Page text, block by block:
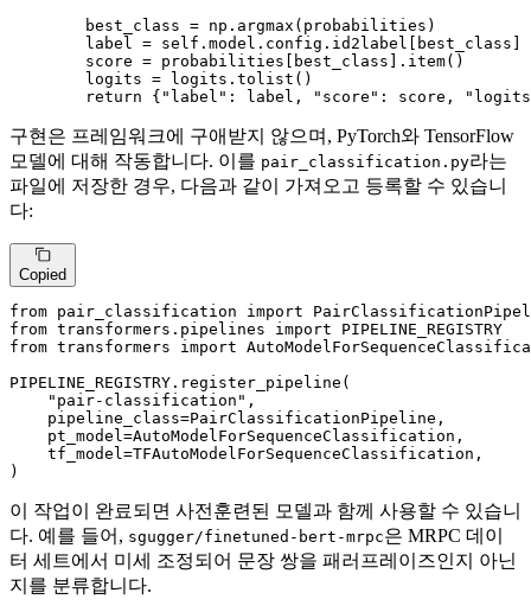
        best_class = np.argmax(probabilities)
        label = self.model.config.id2label[best_class]
        score = probabilities[best_class].item()
        logits = logits.tolist()
return { "label" : label, "score" : score,
구현은 프레임워크에 구애받지 않으며, PyTorch와 TensorFlow
모델에 대해 작동합니다. 이를 pair_classification.py라는
파일에 저장한 경우, 다음과 같이 가져오고 등록할 수 있습니
다:
Copied
from pair_classification import
from transformers.pipelines import
from transformers import
PIPELINE_REGISTRY.register_pipeline(
"pair-classification" ,
    pipeline_class=PairClassificationPipeline,
    pt_model=AutoModelForSequenceClassification,
    tf_model=TFAutoModelForSequenceClassification,
)
이 작업이 완료되면 사전훈련된 모델과 함께 사용할 수 있습니
다. 예를 들어, sgugger/finetuned-bert-mrpc은 MRPC 데이
터 세트에서 미세 조정되어 문장 쌍을 패러프레이즈인지 아닌
지를 분류합니다.